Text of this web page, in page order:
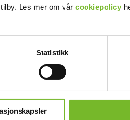
Les mer om vår cookiepolicy
Statistikk